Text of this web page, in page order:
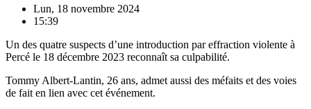
Lun, 18 novembre 2024
15:39
Un des quatre suspects d’une introduction par effraction violente à
Percé le 18 décembre 2023 reconnaît sa culpabilité.
Tommy Albert-Lantin, 26 ans, admet aussi des méfaits et des voies
de fait en lien avec cet événement.